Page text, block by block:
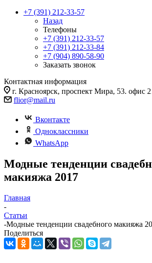
+7 (391) 212-33-57
Назад
Телефоны
+7 (391) 212-33-57
+7 (391) 212-33-84
+7 (904) 890-58-90
Заказать звонок
Контактная информация
г. Красноярск, проспект Мира, 53. офис
flior@mail.ru
Вконтакте
Одноклассники
WhatsApp
Модные тенденции
макияжа 2017
Главная
-
Статьи
-Модные тенденции свадебного макияжа
Поделиться